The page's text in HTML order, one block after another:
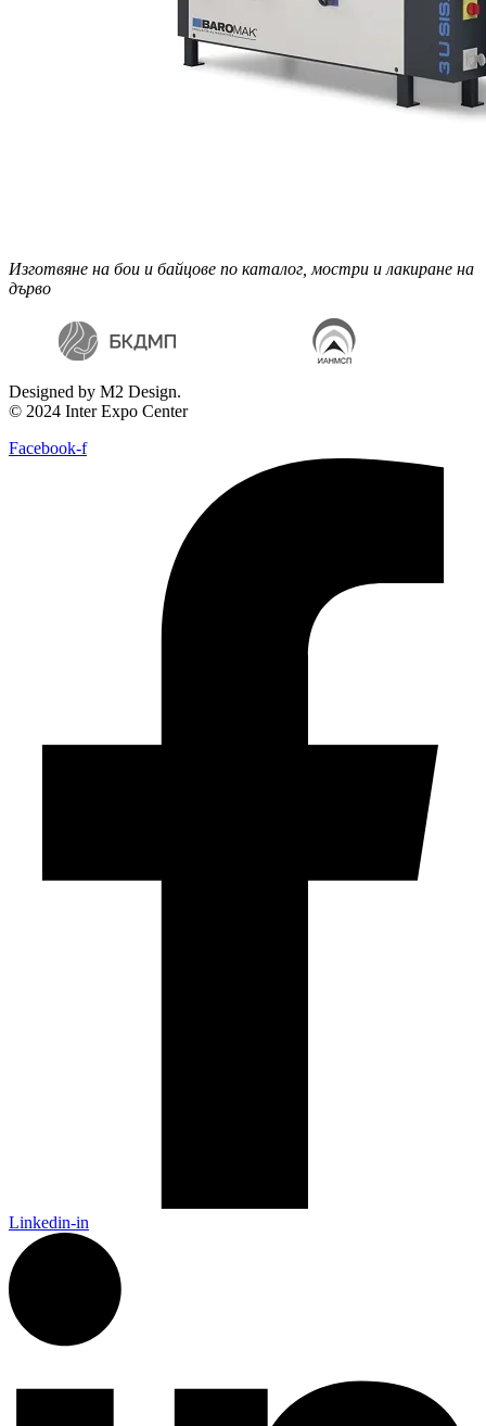
Изготвяне на бои и байцове по каталог, мостри и лакиране на
дърво
Designed by M2 Design.
© 2024 Inter Expo Center
Facebook-f
Linkedin-in